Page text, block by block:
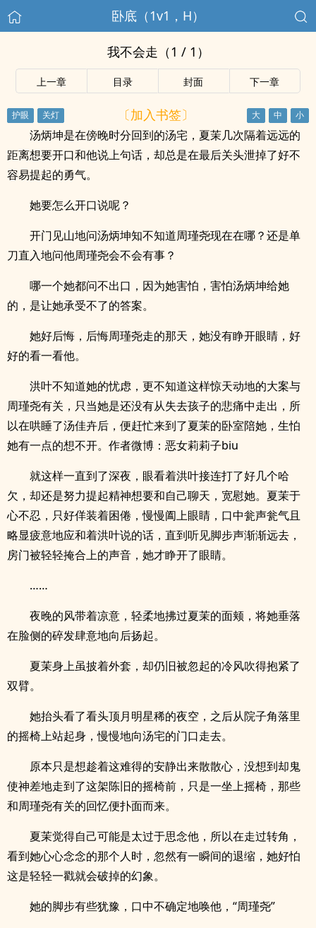
卧底（1v1，H）
我不会走（1 / 1）
上一章 目录 封面 下一章
〔加入书签〕
汤炳坤是在傍晚时分回到的汤宅，夏茉几次隔着远远的
距离想要开口和他说上句话，却总是在最后关头泄掉了好不
容易提起的勇气。
她要怎么开口说呢？
开门见山地问汤炳坤知不知道周瑾尧现在在哪？还是单
刀直入地问他周瑾尧会不会有事？
哪一个她都问不出口，因为她害怕，害怕汤炳坤给她
的，是让她承受不了的答案。
她好后悔，后悔周瑾尧走的那天，她没有睁开眼睛，好
好的看一看他。
洪叶不知道她的忧虑，更不知道这样惊天动地的大案与
周瑾尧有关，只当她是还没有从失去孩子的悲痛中走出，所
以在哄睡了汤佳卉后，便赶忙来到了夏茉的卧室陪她，生怕
她有一点的想不开。作者微博：恶女莉莉子biu
就这样一直到了深夜，眼看着洪叶接连打了好几个哈
欠，却还是努力提起精神想要和自己聊天，宽慰她。夏茉于
心不忍，只好佯装着困倦，慢慢阖上眼睛，口中瓮声瓮气且
略显疲意地应和着洪叶说的话，直到听见脚步声渐渐远去，
房门被轻轻掩合上的声音，她才睁开了眼睛。
……
夜晚的风带着凉意，轻柔地拂过夏茉的面颊，将她垂落
在脸侧的碎发肆意地向后扬起。
夏茉身上虽披着外套，却仍旧被忽起的冷风吹得抱紧了
双臂。
她抬头看了看头顶月明星稀的夜空，之后从院子角落里
的摇椅上站起身，慢慢地向汤宅的门口走去。
原本只是想趁着这难得的安静出来散散心，没想到却鬼
使神差地走到了这架陈旧的摇椅前，只是一坐上摇椅，那些
和周瑾尧有关的回忆便扑面而来。
夏茉觉得自己可能是太过于思念他，所以在走过转角，
看到她心心念念的那个人时，忽然有一瞬间的退缩，她好怕
这是轻轻一戳就会破掉的幻象。
她的脚步有些犹豫，口中不确定地唤他，“周瑾尧”